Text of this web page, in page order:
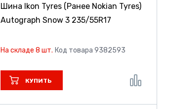
Шина Ikon Tyres (Ранее Nokian Tyres)
Autograph Snow 3 235/55R17
На складе 8 шт. Код товара 9382593
КУПИТЬ